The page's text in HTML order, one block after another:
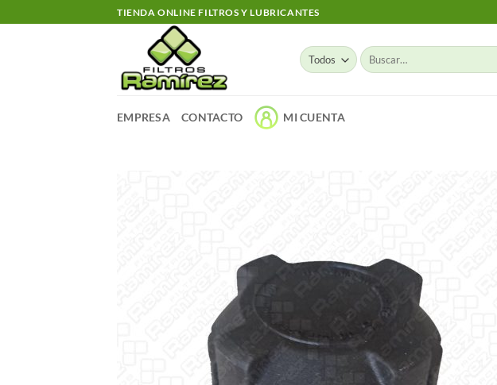
to
TIENDA ONLINE FILTROS Y LUBRICANTES
Buscar
por:
EMPRESA CONTACTO MI CUENTA